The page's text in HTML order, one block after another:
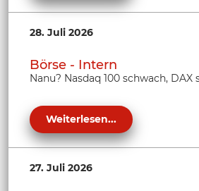
28. Juli 2026
Börse - Intern
Nanu? Nasdaq 100 schwach, DAX
Weiterlesen...
27. Juli 2026